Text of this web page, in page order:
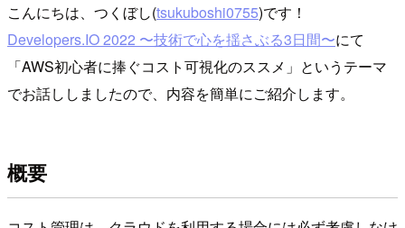
こんにちは、つくぼし(tsukuboshi0755)です！
Developers.IO 2022 〜技術で心を揺さぶる3日間〜にて
「AWS初心者に捧ぐコスト可視化のススメ」というテーマ
でお話ししましたので、内容を簡単にご紹介します。
概要